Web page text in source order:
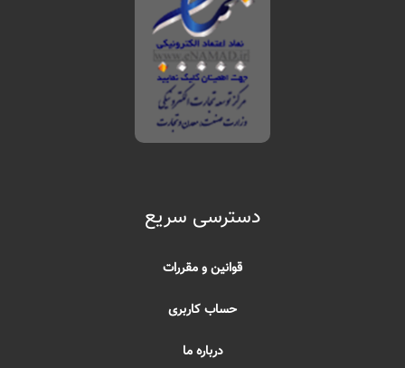
دسترسی سریع
قوانین و مقررات
حساب کاربری
درباره ما